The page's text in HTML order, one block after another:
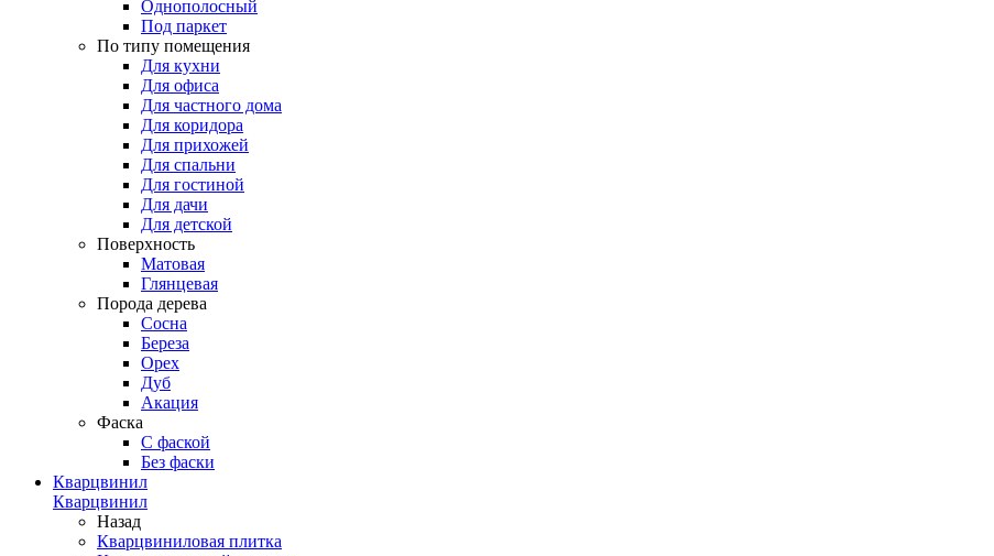
Однополосный
Под паркет
По типу помещения
Для кухни
Для офиса
Для частного дома
Для коридора
Для прихожей
Для спальни
Для гостиной
Для дачи
Для детской
Поверхность
Матовая
Глянцевая
Порода дерева
Сосна
Береза
Орех
Дуб
Акация
Фаска
С фаской
Без фаски
Кварцвинил
Кварцвинил
Назад
Кварцвиниловая плитка